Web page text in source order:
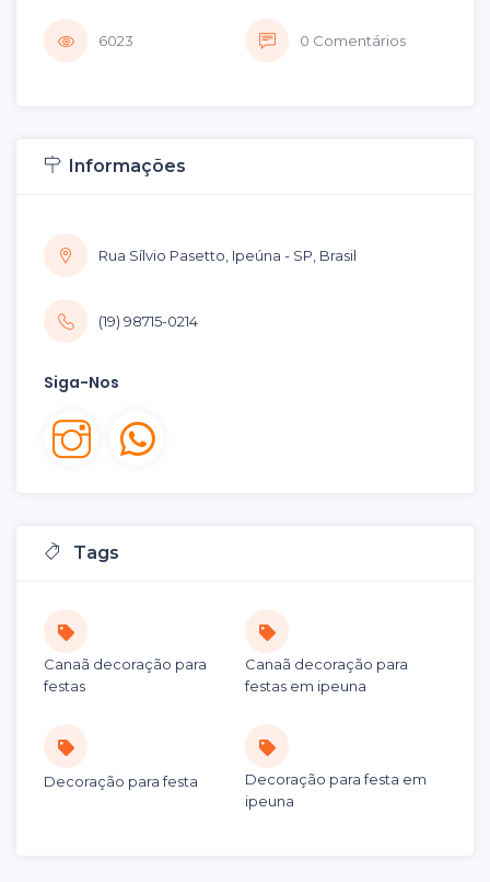
6023 0 Comentários
Informações
Rua Sílvio Pasetto, Ipeúna - SP, Brasil
(19) 98715-0214
Siga-Nos
Tags
Canaã decoração para
festas
Canaã decoração para
festas em ipeuna
Decoração para festa
Decoração para festa em
ipeuna